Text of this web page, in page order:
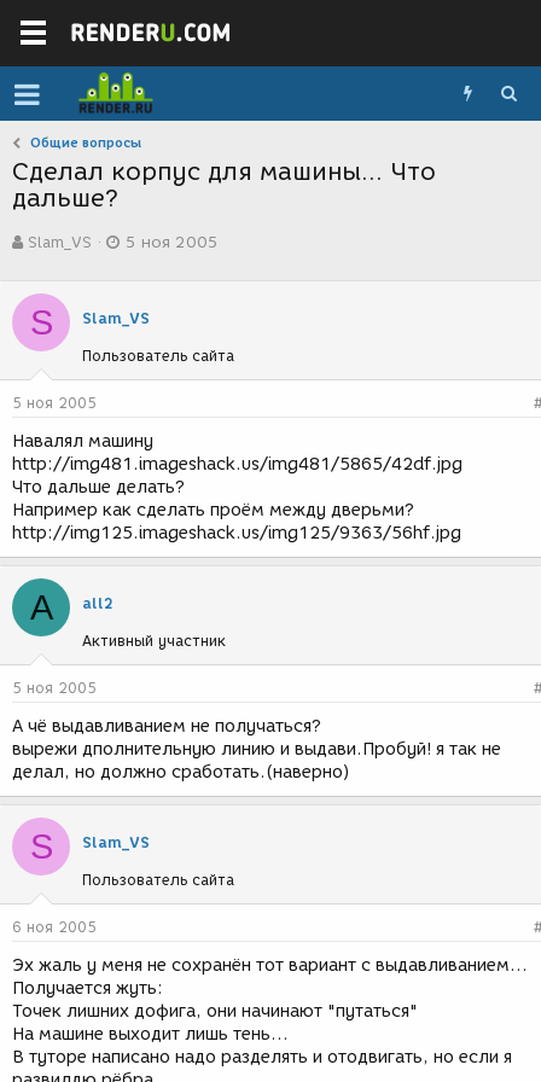
Общие вопросы
Сделал корпус для машины... Что
дальше?
в
о
р
т
е
м
ы
Slam_VS
а
с
з
д
и
я
5 ноя 2005
S Slam_VS
Пользователь сайта
5 ноя 2005
Навалял машину
http://img481.imageshack.us/img481/5865/42df.jpg
Что дальше делать?
Например как сделать проём между дверьми?
http://img125.imageshack.us/img125/9363/56hf.jpg
A all2
Активный участник
5 ноя 2005
А чё выдавливанием не получаться?
вырежи дполнительную линию и выдави.Пробуй! я так не
делал, но должно сработать.(наверно)
S Slam_VS
Пользователь сайта
6 ноя 2005
Эх жаль у меня не сохранён тот вариант с выдавливанием...
Получается жуть:
Точек лишних дофига, они начинают "путаться"
На машине выходит лишь тень...
В туторе написано надо разделять и отодвигать, но если я